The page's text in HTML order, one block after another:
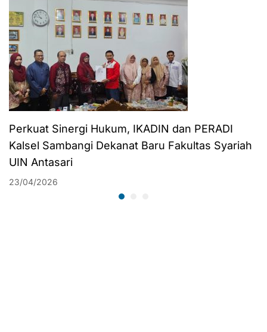
Perkuat Sinergi Hukum, IKADIN dan PERADI
Kalsel Sambangi Dekanat Baru Fakultas Syariah
UIN Antasari
23/04/2026